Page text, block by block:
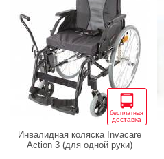
бесплатная
доставка
Инвалидная коляска Invacare
Action 3 (для одной руки)